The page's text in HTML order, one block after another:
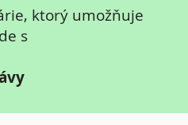
ktorý umožňuje
s